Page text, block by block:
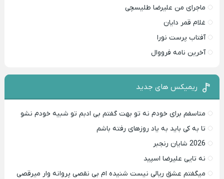
ماجرای من علیرضا طلیسچی
غلام قمر دایان
آفتاب پرست نورا
آخرین نامه فرووال
ریمیکس های جدید
متاسفم برای خودم نه تو بهت گفتم بی ادبم تو شبیه خودم نشو ‌ ‌
تا به کی باید به یاد روزهای رفته باشم ‌
2026 شایان رنجبر
نه تایی علیرضا اسپید
میگفتم عشق ریالی نیست شنیده ام بی نقصی پروانه وار میرقصی